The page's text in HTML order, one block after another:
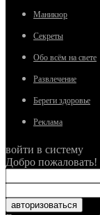
Маникюр
Секреты
Обо всём на свете
Развлечение
Береги здоровье
Реклама
войти в систему
Добро